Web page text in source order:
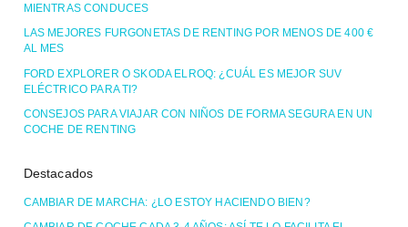
MIENTRAS CONDUCES
LAS MEJORES FURGONETAS DE RENTING POR MENOS DE 400 €
AL MES
FORD EXPLORER O SKODA ELROQ: ¿CUÁL ES MEJOR SUV
ELÉCTRICO PARA TI?
CONSEJOS PARA VIAJAR CON NIÑOS DE FORMA SEGURA EN UN
COCHE DE RENTING
Destacados
CAMBIAR DE MARCHA: ¿LO ESTOY HACIENDO BIEN?